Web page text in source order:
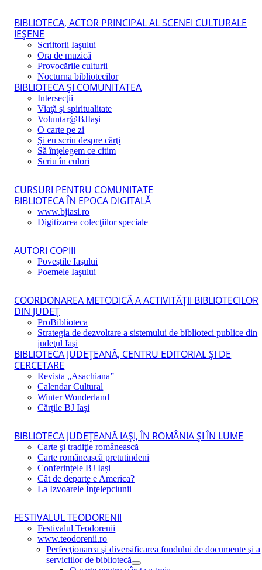
BIBLIOTECA, ACTOR PRINCIPAL AL SCENEI CULTURALE
IEŞENE
Scriitorii Iaşului
Ora de muzică
Provocările culturii
Nocturna bibliotecilor
BIBLIOTECA ŞI COMUNITATEA
Intersecţii
Viaţă şi spiritualitate
Voluntar@BJIaşi
O carte pe zi
Şi eu scriu despre cărţi
Să înţelegem ce citim
Scriu în culori
CURSURI PENTRU COMUNITATE
BIBLIOTECA ÎN EPOCA DIGITALĂ
www.bjiasi.ro
Digitizarea colecţiilor speciale
AUTORI COPIII
Poveştile Iaşului
Poemele Iaşului
COORDONAREA METODICĂ A ACTIVITĂŢII BIBLIOTECILOR
DIN JUDEŢ
ProBiblioteca
Strategia de dezvoltare a sistemului de biblioteci publice din
judeţul Iaşi
BIBLIOTECA JUDEŢEANĂ, CENTRU EDITORIAL ŞI DE
CERCETARE
Revista „Asachiana”
Calendar Cultural
Winter Wonderland
Cărţile BJ Iaşi
BIBLIOTECA JUDEŢEANĂ IAŞI, ÎN ROMÂNIA ŞI ÎN LUME
Carte şi tradiţie românească
Carte românească pretutindeni
Conferințele BJ Iași
Cât de departe e America?
La Izvoarele Înţelepciunii
FESTIVALUL TEODORENII
Festivalul Teodorenii
www.teodorenii.ro
Perfecţionarea şi diversificarea fondului de documente şi a
serviciilor de bibliotecă